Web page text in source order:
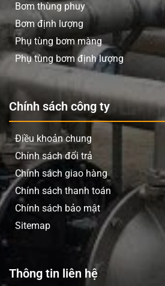
Bơm thùng phuy
Bơm định lượng
Phụ tùng bơm màng
Phụ tùng bơm định lượng
Chính sách công ty
Điều khoản chung
Chính sách đổi trả
Chính sách giao hàng
Chính sách thanh toán
Chính sách bảo mật
Sitemap
Thông tin liên hệ